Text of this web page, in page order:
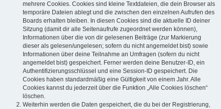
mehrere Cookies. Cookies sind kleine Textdateien, die dein Browser als
temporäre Dateien ablegt und die zwischen den einzelnen Aufrufen des
Boards erhalten bleiben. In diesen Cookies sind die aktuelle ID deiner
Sitzung (damit dir alle Seitenaufrufe zugeordnet werden können),
Informationen über die von dir gelesenen Beiträge (zur Markierung
dieser als gelesen/ungelesen; sofern du nicht angemeldet bist) sowie
Informationen über deine Teilnahme an Umfragen (sofern du nicht
angemeldet bist) gespeichert. Ferner werden deine Benutzer-ID, ein
Authentifizierungsschlüssel und eine Session-ID gespeichert. Die
Cookies haben standardmäßig eine Gültigkeit von einem Jahr. Alle
Cookies kannst du jederzeit über die Funktion „Alle Cookies löschen“
löschen.
Weiterhin werden die Daten gespeichert, die du bei der Registrierung,